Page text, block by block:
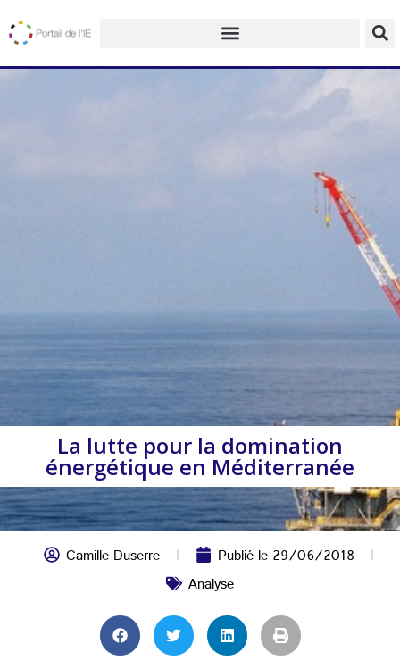
La lutte pour la domination
énergétique en Méditerranée
Camille Duserre Publié le29/06/2018
Analyse